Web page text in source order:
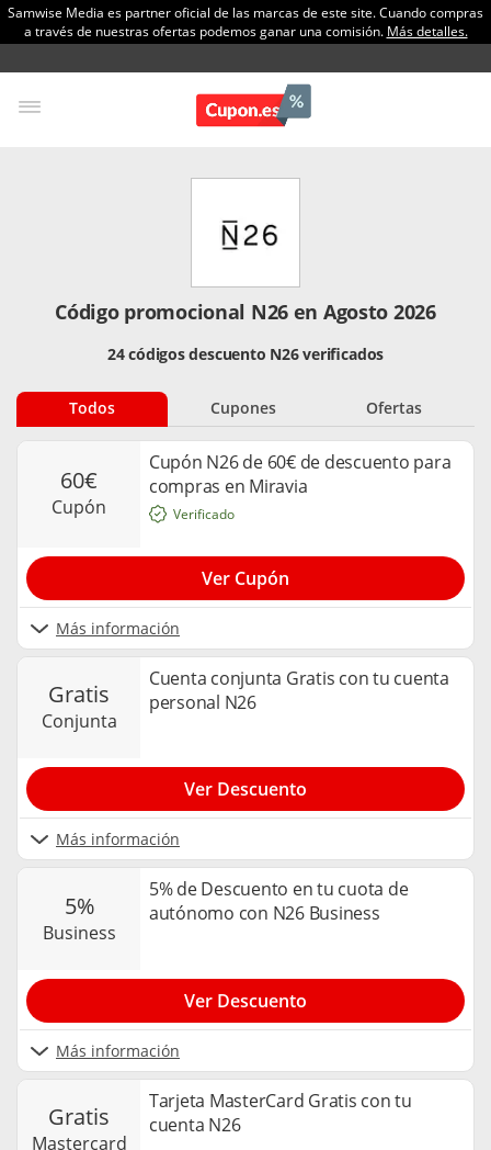
Samwise Media es partner oficial de las marcas de este site. Cuando compras
a través de nuestras ofertas podemos ganar una comisión. Más detalles.
Código promocional N26 en Agosto 2026
24 códigos descuento N26 verificados
Todos Cupones Ofertas
60€
cupón
Cupón N26 de 60€ de descuento para
compras en Miravia
Más información
Verificado
Ver Cupón
gratis
conjunta
Cuenta conjunta Gratis con tu cuenta
personal N26
Más información
Ver Descuento
5%
business
5% de Descuento en tu cuota de
autónomo con N26 Business
Más información
Ver Descuento
gratis
mastercard
Tarjeta MasterCard Gratis con tu
cuenta N26